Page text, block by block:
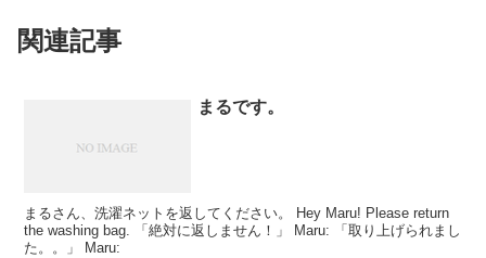
関連記事
まるです。
まるさん、洗濯ネットを返してください。 Hey Maru! Please return
the washing bag. 「絶対に返しません！」 Maru: 「取り上げられまし
た。。」 Maru: